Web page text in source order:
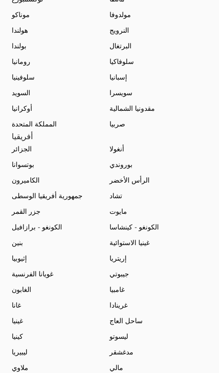
موناكو
مولدوفا
هولندا
النرويج
بولندا
البرتغال
رومانيا
سلوفاكيا
سلوفينيا
إسبانيا
السويد
سويسرا
أوكرانيا
مقدونيا الشمالية
المملكة المتحدة
صربيا
أفريقيا
الجزائر
أنغولا
بوتسوانا
بوروندي
الكاميرون
الرأس الأخضر
جمهورية أفريقيا الوسطى
تشاد
جزر القمر
مايوت
الكونغو - برازافيل
الكونغو - كينشاسا
بنين
غينيا الاستوائية
إثيوبيا
إريتريا
غويانا الفرنسية
جيبوتي
الغابون
غامبيا
غانا
غرينادا
غينيا
ساحل العاج
كينيا
ليسوتو
ليبيريا
مدغشقر
ملاوي
مالي